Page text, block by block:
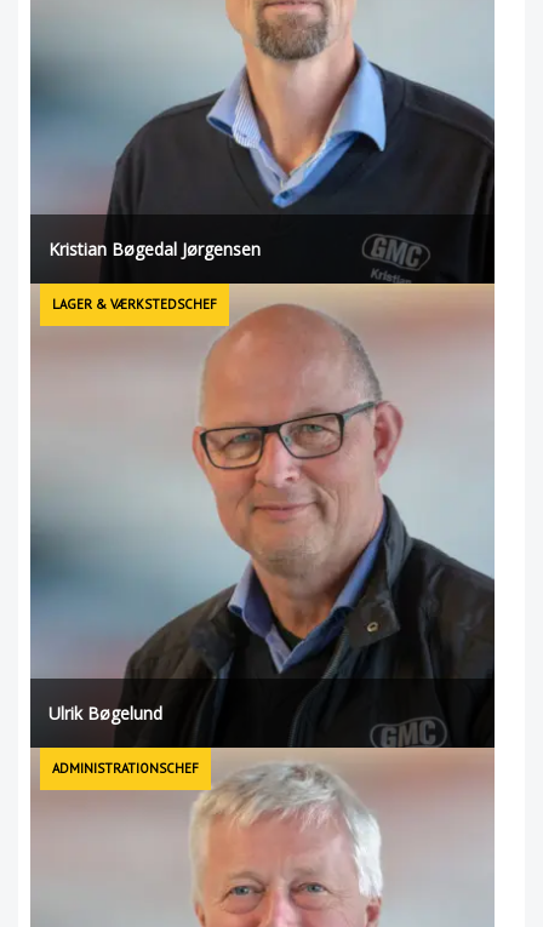
Kristian Bøgedal Jørgensen
LAGER & VÆRKSTEDSCHEF
Ulrik Bøgelund
ADMINISTRATIONSCHEF